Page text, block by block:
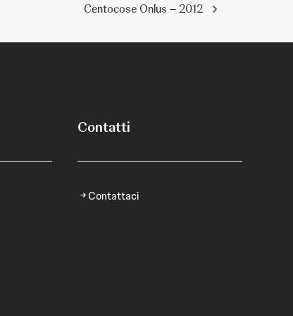
Centocose Onlus – 2012
Contatti
Contattaci